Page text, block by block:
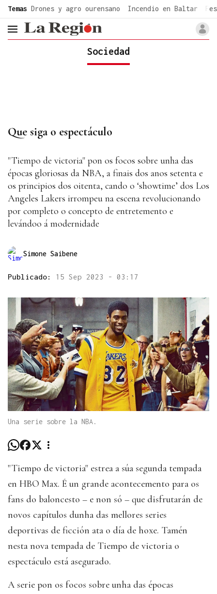
Temas Drones y agro ourensano Incendio en Baltar
header.menu.open
Sociedad
Que siga o espectáculo
"Tiempo de victoria" pon os focos sobre unha das
épocas gloriosas da NBA, a finais dos anos setenta e
os principios dos oitenta, cando o ‘showtime’ dos Los
Angeles Lakers irrompeu na escena revolucionando
por completo o concepto de entretemento e
levándoo á modernidade
Simone Saibene
Publicado: 15 Sep 2023 - 03:17
Una serie sobre la NBA.
"Tiempo de victoria" estrea a súa segunda tempada
en HBO Max. É un grande acontecemento para os
fans do baloncesto – e non só – que disfrutarán de
novos capítulos dunha das mellores series
deportivas de ficción ata o día de hoxe. Tamén
nesta nova tempada de Tiempo de victoria o
espectáculo está asegurado.
A serie pon os focos sobre unha das épocas